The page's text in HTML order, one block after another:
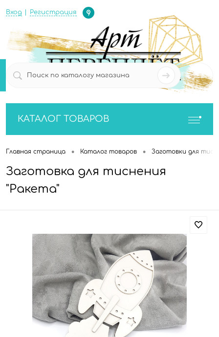
Вход Регистрация
Определение
0
КАТАЛОГ ТОВАРОВ
Главная страница • Каталог товаров • Заготовки для
Заготовка для тиснения
"Ракета"